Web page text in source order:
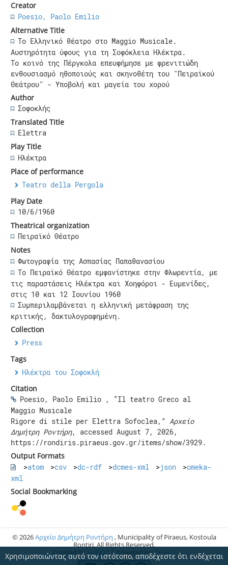
Χρησιμοποιώντας αυτό τον ιστότοπο, αποδέχεστε ότι ενδέχεται
Creator
Poesio, Paolo Emilio
Alternative Title
Το Ελληνικό θέατρο στο Maggio Musicale.
Αυστηρότητα ύφους για τη Σοφόκλεια Ηλέκτρα.
Το κοινό της Πέργκολα επευφήμησε με φρενιτιώδη
ενθουσιασμό ηθοποιούς και σκηνοθέτη του "Πειραϊκού
Θεάτρου" - Υποβολή και μαγεία του χορού
Author
Σοφοκλής
Translated Title
Elettra
Play Title
Ηλέκτρα
Place of performance
Teatro della Pergola
Play Date
10/6/1960
Theatrical organization
Πειραϊκό Θέατρο
Notes
Φωτογραφία της Ασπασίας Παπαθανασίου
Το Πειραϊκό Θέατρο εμφανίστηκε στην Φλωρεντία, με
τις παραστάσεις Ηλέκτρα και Χοηφόροι - Ευμενίδες,
στις 10 και 12 Ιουνίου 1960
Συμπεριλαμβάνεται η ελληνική μετάφραση της
κριτικής, δακτυλογραφημένη.
Collection
Press
Tags
Ηλέκτρα του Σοφοκλή
Citation
Poesio, Paolo Emilio , “Il teatro Greco al
Maggio Musicale
Rigore di stile per Elettra Sofoclea,” Αρχείο
Δημήτρη Ροντήρη, accessed August 7, 2026,
https://rondiris.piraeus.gov.gr/items/show/3929.
Output Formats
atom
csv dc-rdf dcmes-xml json
omeka-
xml
Social Bookmarking
© 2026Αρχείο Δημήτρη Ροντήρη , Municipality of Piraeus, Kostoula
Rontiri. All Rights Reserved.
Created by
| Powered by Omeka